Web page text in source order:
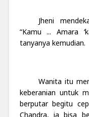
Jheni
“Kamu ... Amara
tanyanya kemudian.
Wanita itu
keberanian untuk
berputar begitu
Chandra, ia bisa